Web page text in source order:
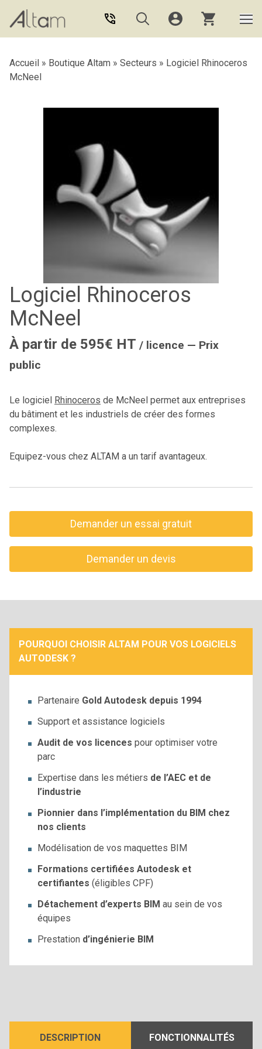
Aller au contenu principal
Accueil » Boutique Altam » Secteurs » Logiciel Rhinoceros
McNeel
Logiciel Rhinoceros
McNeel
À partir de 595€ HT / licence — Prix
public
Le logiciel Rhinoceros de McNeel permet aux entreprises
du bâtiment et les industriels de créer des formes
complexes.
Equipez-vous chez ALTAM a un tarif avantageux.
Demander un essai gratuit
Demander un devis
POURQUOI CHOISIR ALTAM POUR VOS LOGICIELS
AUTODESK ?
Partenaire Gold Autodesk depuis 1994
Support et assistance logiciels
Audit de vos licences pour optimiser votre
parc
Expertise dans les métiers de l’AEC et de
l’industrie
Pionnier dans l’implémentation du BIM chez
nos clients
Modélisation de vos maquettes BIM
Formations certifiées Autodesk et
certifiantes (éligibles CPF)
Détachement d’experts BIM au sein de vos
équipes
Prestation d’ingénierie BIM
DESCRIPTION FONCTIONNALITÉS